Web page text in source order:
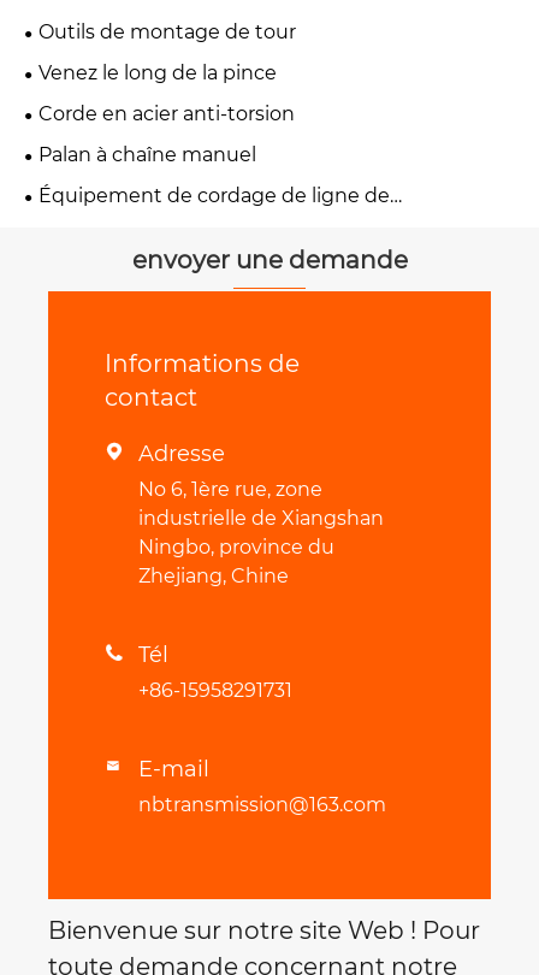
Outils de montage de tour
Venez le long de la pince
Corde en acier anti-torsion
Palan à chaîne manuel
Équipement de cordage de ligne de
envoyer une demande
Informations de
contact
 Adresse
No 6, 1ère rue, zone
industrielle de Xiangshan
Ningbo, province du
Zhejiang, Chine
 Tél
+86-15958291731
 E-mail
nbtransmission@163.com
Bienvenue sur notre site Web ! Pour
toute demande concernant notre